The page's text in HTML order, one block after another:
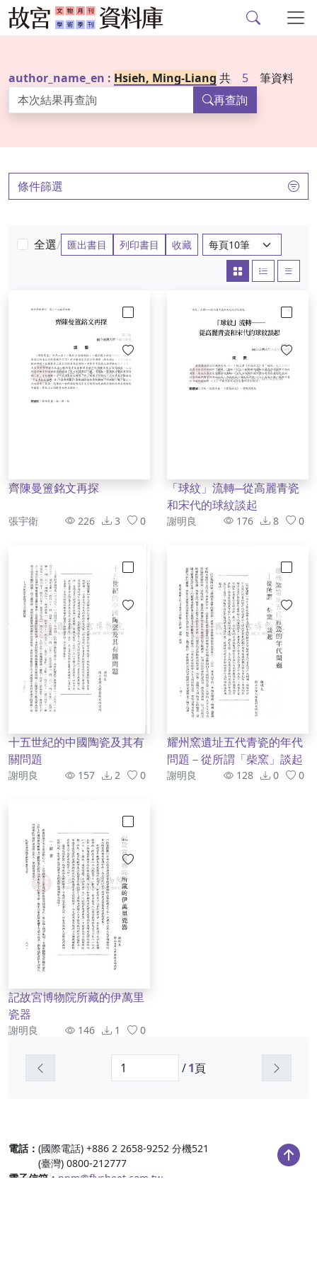
author_name_en : Hsieh, Ming-Liang 共 5
筆資料
再查詢
條件篩選
全選/ 匯出書目 列印書目 收藏 每頁筆數：
大圖 圖文 清單
勾選
齊陳曼簠銘文再探
作者
張宇衛 資訊226 3 0
勾選
「球紋」流轉─從高麗青瓷
和宋代的球紋談起
作者
謝明良 資訊176 8 0
勾選
十五世紀的中國陶瓷及其有
關問題
作者
謝明良 資訊157 2 0
勾選
耀州窯遺址五代青瓷的年代
問題－從所謂「柴窯」談起
作者
謝明良 資訊128 0 0
勾選
記故宮博物院所藏的伊萬里
瓷器
作者
謝明良 資訊146 1 0
/1頁
電話： (國際電話) +886 2 2658-9252 分機521
(臺灣) 0800-212777
電子信箱： npm@flysheet.com.tw